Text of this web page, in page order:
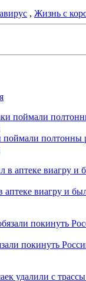
, Жизнь с
поймали полтонны
аптеке виагру и
покинуть